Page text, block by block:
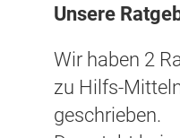
Unsere
Wir haben 2
zu Hilfs-
geschrieben.